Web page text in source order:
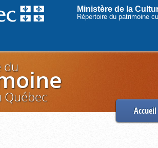
Ministère de la
Répertoire du patrimoine
du
Québec
Accueil